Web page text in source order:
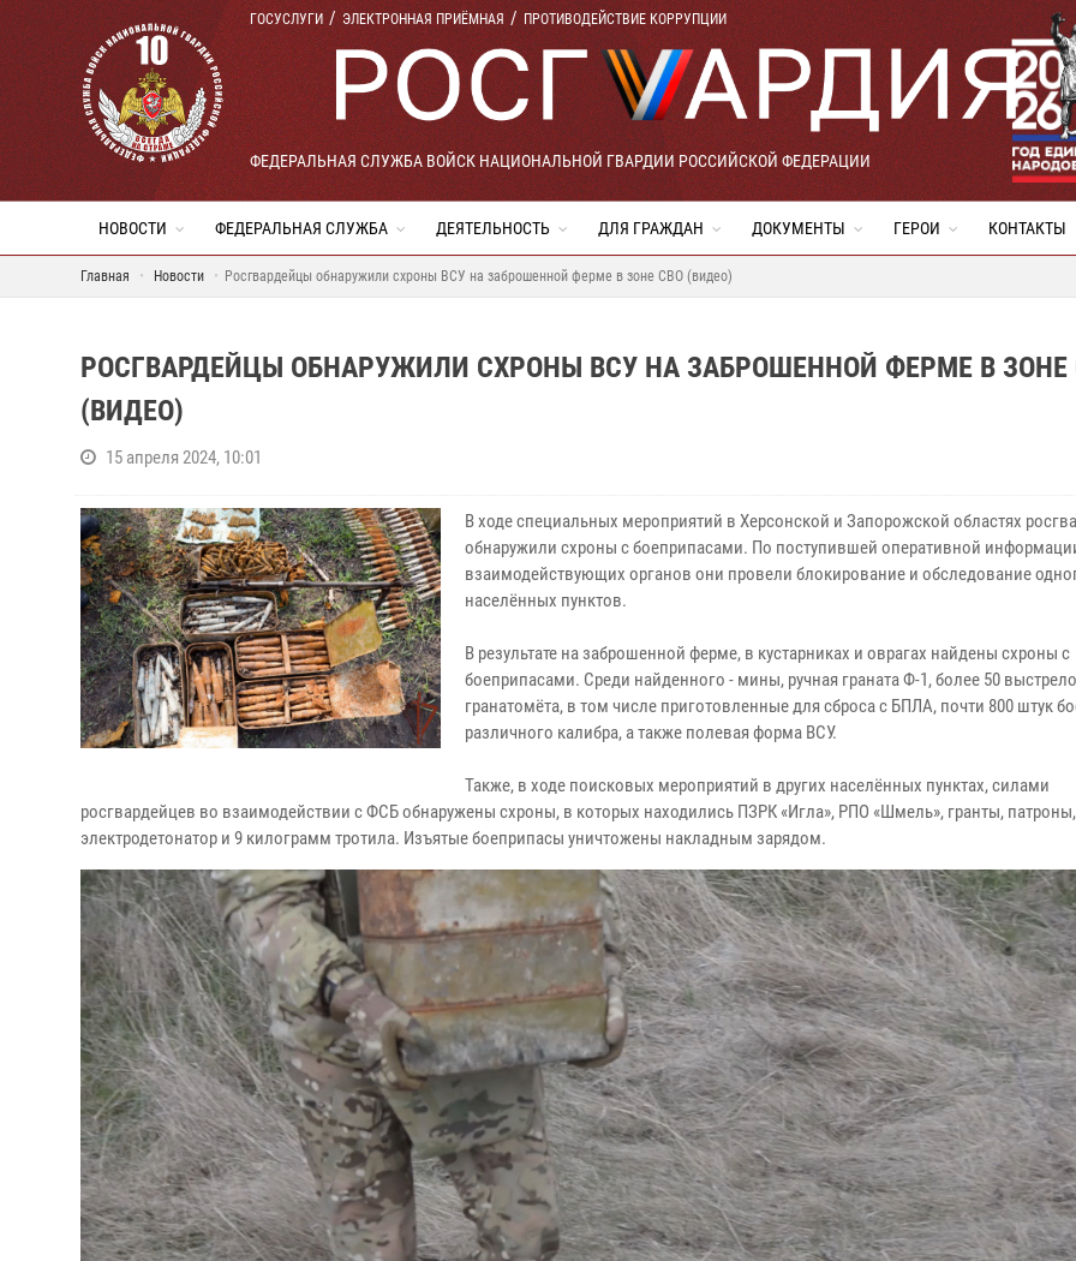
ГОСУСЛУГИ ЭЛЕКТРОННАЯ ПРИЁМНАЯ ПРОТИВОДЕЙСТВИЕ КОРРУПЦИИ
ФЕДЕРАЛЬНАЯ СЛУЖБА ВОЙСК НАЦИОНАЛЬНОЙ ГВАРДИИ РОССИЙСКОЙ ФЕДЕРАЦИИ
НОВОСТИ ФЕДЕРАЛЬНАЯ СЛУЖБА ДЕЯТЕЛЬНОСТЬ ДЛЯ ГРАЖДАН ДОКУМЕНТЫ ГЕРОИ КОНТАКТЫ
Главная Новости Росгвардейцы обнаружили схроны ВСУ на заброшенной ферме в зоне СВО (видео)
РОСГВАРДЕЙЦЫ ОБНАРУЖИЛИ СХРОНЫ ВСУ НА ЗАБРОШЕННОЙ ФЕРМЕ В ЗОНЕ
(ВИДЕО)
15 апреля 2024, 10:01
В ходе специальных мероприятий в Херсонской и Запорожской областях
обнаружили схроны с боеприпасами. По поступившей оперативной
взаимодействующих органов они провели блокирование и обследование
населённых пунктов.
В результате на заброшенной ферме, в кустарниках и оврагах найдены схроны с
боеприпасами. Среди найденного - мины, ручная граната Ф-1, более 50
гранатомёта, в том числе приготовленные для сброса с БПЛА, почти 800 штук
различного калибра, а также полевая форма ВСУ.
Также, в ходе поисковых мероприятий в других населённых пунктах, силами
росгвардейцев во взаимодействии с ФСБ обнаружены схроны, в которых находились ПЗРК «Игла», РПО «Шмель», гранты, патроны,
электродетонатор и 9 килограмм тротила. Изъятые боеприпасы уничтожены накладным зарядом.